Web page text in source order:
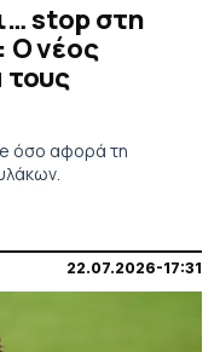
stop στη
Ο νέος
όσο αφορά τη
22.07.2026-17:31